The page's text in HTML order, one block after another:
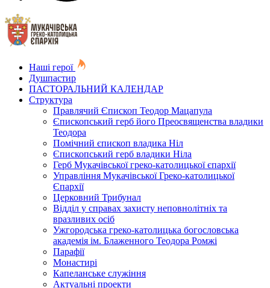
Наші герої
Душпастир
ПАСТОРАЛЬНИЙ КАЛЕНДАР
Структура
Правлячий Єпископ Теодор Мацапула
Єпископський герб його Преосвященства владики
Теодора
Помічний єпископ владика Ніл
Єпископський герб владики Ніла
Герб Мукачівської греко-католицької єпархії
Управління Мукачівської Греко-католицької
Єпархії
Церковний Трибунал
Відділ у справах захисту неповнолітніх та
вразливих осіб
Ужгородська греко-католицька богословська
академія ім. Блаженного Теодора Ромжі
Парафії
Монастирі
Капеланське служіння
Актуальні проекти